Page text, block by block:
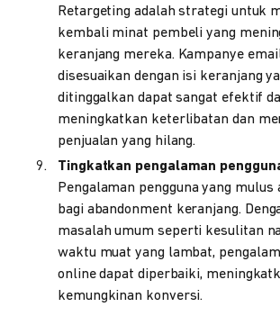
Retargeting adalah strategi untuk
kembali minat pembeli yang
keranjang mereka. Kampanye
disesuaikan dengan isi keranjang
ditinggalkan dapat sangat efektif
meningkatkan keterlibatan dan
penjualan yang hilang.
Tingkatkan pengalaman
Pengalaman pengguna yang mulus
bagi abandonment keranjang.
masalah umum seperti kesulitan
waktu muat yang lambat,
online dapat diperbaiki,
kemungkinan konversi.